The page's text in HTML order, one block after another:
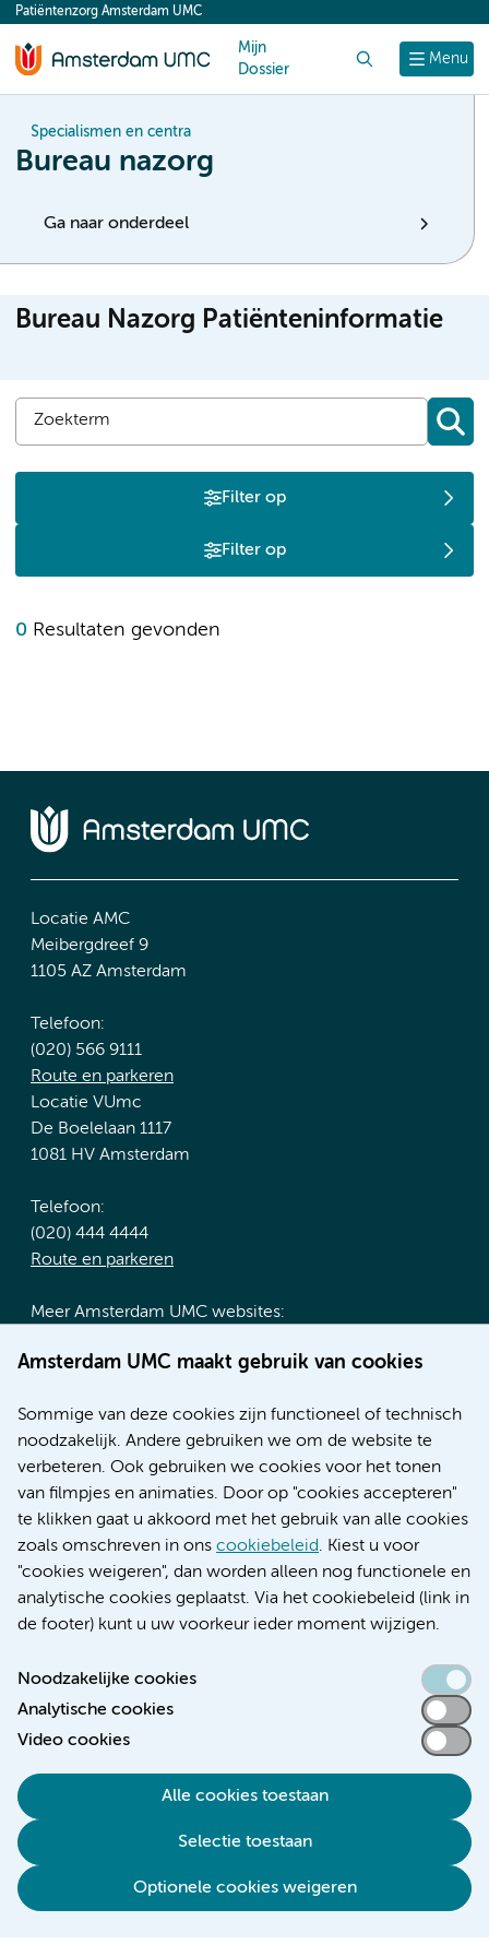
content
Amsterdam UMC maakt gebruik van cookies
Sommige van deze cookies zijn functioneel of technisch
noodzakelijk. Andere gebruiken we om de website te
verbeteren. Ook gebruiken we cookies voor het tonen
van filmpjes en animaties. Door op "cookies accepteren"
te klikken gaat u akkoord met het gebruik van alle cookies
zoals omschreven in ons cookiebeleid. Kiest u voor
"cookies weigeren", dan worden alleen nog functionele en
analytische cookies geplaatst. Via het cookiebeleid (link in
de footer) kunt u uw voorkeur ieder moment wijzigen.
Noodzakelijke cookies
Analytische cookies
Video cookies
Alle cookies toestaan
Selectie toestaan
Optionele cookies weigeren
Menu
Patiëntenzorg Amsterdam UMC
Mijn
Dossier
Specialismen en centra
Bureau nazorg
Ga naar onderdeel
Bureau Nazorg Patiënteninformatie
Filter op
Filter op
0 Resultaten gevonden
Locatie AMC
Meibergdreef 9
1105 AZ Amsterdam
Telefoon:
(020) 566 9111
Route en parkeren
Locatie VUmc
De Boelelaan 1117
1081 HV Amsterdam
Telefoon:
(020) 444 4444
Route en parkeren
Meer Amsterdam UMC websites:
Werken bij Amsterdam UMC
Nieuws
Research
Educatie locatie AMC
Educatie locatie VUmc
Verwijzen & diagnostiek
Toegankelijkheidsverklaring
Responsible disclosure